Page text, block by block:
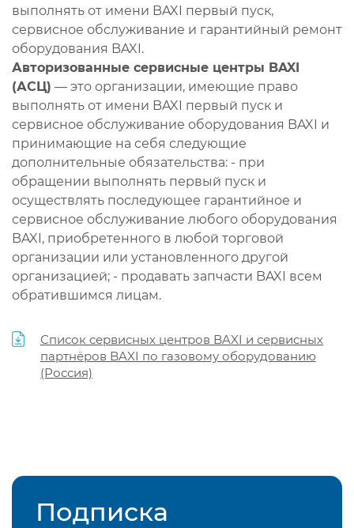
выполнять от имени BAXI первый пуск,
сервисное обслуживание и гарантийный ремонт
оборудования BAXI.
Авторизованные сервисные центры BAXI
(АСЦ) — это организации, имеющие право
выполнять от имени BAXI первый пуск и
сервисное обслуживание оборудования BAXI и
принимающие на себя следующие
дополнительные обязательства: - при
обращении выполнять первый пуск и
осуществлять последующее гарантийное и
сервисное обслуживание любого оборудования
BAXI, приобретенного в любой торговой
организации или установленного другой
организацией; - продавать запчасти BAXI всем
обратившимся лицам.
Список сервисных центров BAXI и сервисных
партнёров BAXI по газовому оборудованию
(Россия)
Подписка